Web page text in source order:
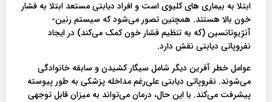
ابتلا به بیماری های کلیوی است و افراد دیابتی مستعد ابتلا به فشار
خون بالا هستند. همچنین تصور می‌شود که سیستم رنین-
آنژیوتانسین (که به تنظیم فشار خون کمک می‌کند) در ایجاد
نفروپاتی دیابتی نقش دارد.
عوامل خطر آفرین دیگر شامل سیگار کشیدن و سابقه خانوادگی
می‌شوند. نفروپاتی دیابتی علی‌رغم مداخله پزشکی به طور پیوسته
پیشرفت می‌کند. با این حال، درمان می‌تواند به میزان قابل توجهی